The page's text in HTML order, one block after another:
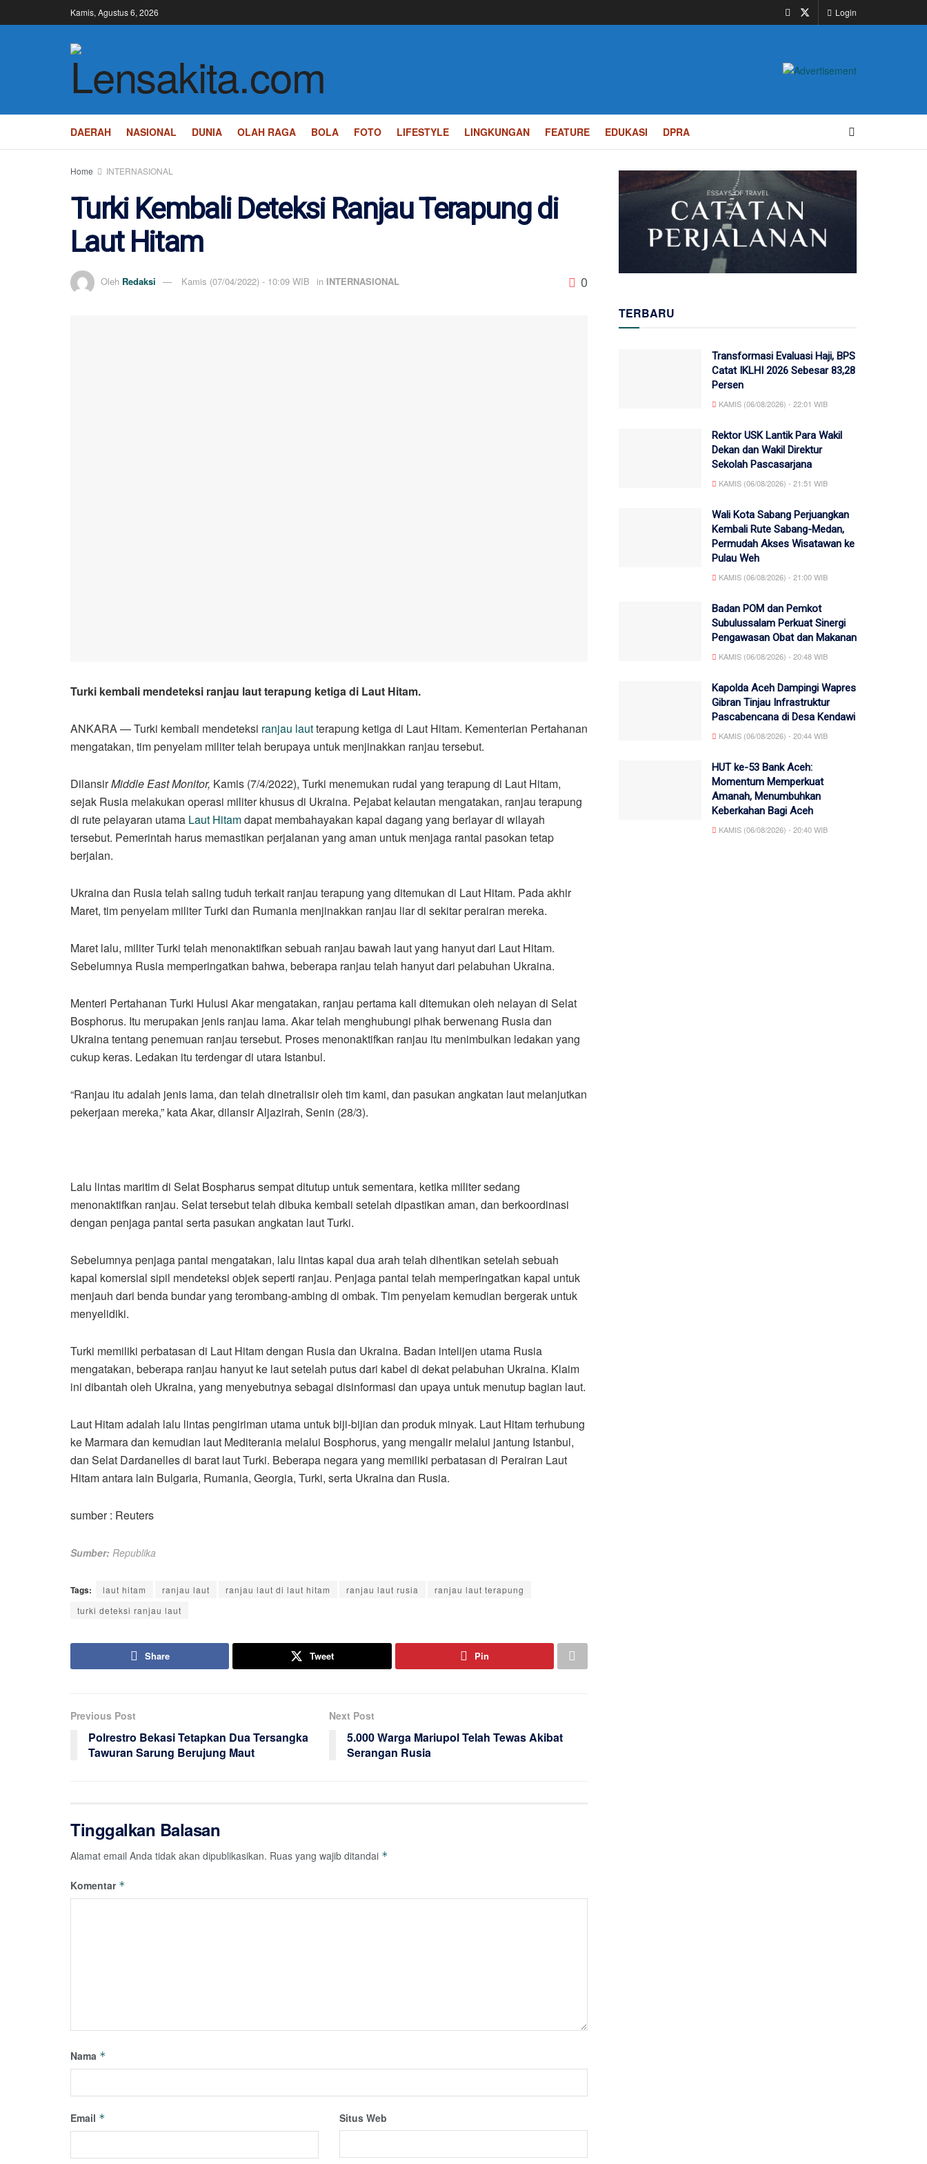
Kamis, Agustus 6, 2026 Login
DAERAH NASIONAL DUNIA OLAH RAGA BOLA FOTO LIFESTYLE LINGKUNGAN FEATURE EDUKASI DPRA
Home INTERNASIONAL
Turki Kembali Deteksi Ranjau Terapung di
Laut Hitam
Oleh Redaksi Kamis (07/04/2022) - 10:09 WIB in INTERNASIONAL 0
Turki kembali mendeteksi ranjau laut terapung ketiga di Laut Hitam.
ANKARA — Turki kembali mendeteksi ranjau lautterapung ketiga di Laut Hitam. Kementerian Pertahanan
mengatakan, tim penyelam militer telah berupaya untuk menjinakkan ranjau tersebut.
DilansirMiddle East Monitor, Kamis (7/4/2022), Turki menemukan rudal yang terapung di Laut Hitam,
sejak Rusia melakukan operasi militer khusus di Ukraina. Pejabat kelautan mengatakan, ranjau terapung
di rute pelayaran utama Laut Hitamdapat membahayakan kapal dagang yang berlayar di wilayah
tersebut. Pemerintah harus memastikan perjalanan yang aman untuk menjaga rantai pasokan tetap
berjalan.
Ukraina dan Rusia telah saling tuduh terkait ranjau terapung yang ditemukan di Laut Hitam. Pada akhir
Maret, tim penyelam militer Turki dan Rumania menjinakkan ranjau liar di sekitar perairan mereka.
Maret lalu, militer Turki telah menonaktifkan sebuah ranjau bawah laut yang hanyut dari Laut Hitam.
Sebelumnya Rusia memperingatkan bahwa, beberapa ranjau telah hanyut dari pelabuhan Ukraina.
Menteri Pertahanan Turki Hulusi Akar mengatakan, ranjau pertama kali ditemukan oleh nelayan di Selat
Bosphorus. Itu merupakan jenis ranjau lama. Akar telah menghubungi pihak berwenang Rusia dan
Ukraina tentang penemuan ranjau tersebut. Proses menonaktifkan ranjau itu menimbulkan ledakan yang
cukup keras. Ledakan itu terdengar di utara Istanbul.
“Ranjau itu adalah jenis lama, dan telah dinetralisir oleh tim kami, dan pasukan angkatan laut melanjutkan
pekerjaan mereka,” kata Akar, dilansir Aljazirah, Senin (28/3).
Lalu lintas maritim di Selat Bospharus sempat ditutup untuk sementara, ketika militer sedang
menonaktifkan ranjau. Selat tersebut telah dibuka kembali setelah dipastikan aman, dan berkoordinasi
dengan penjaga pantai serta pasukan angkatan laut Turki.
Sebelumnya penjaga pantai mengatakan, lalu lintas kapal dua arah telah dihentikan setelah sebuah
kapal komersial sipil mendeteksi objek seperti ranjau. Penjaga pantai telah memperingatkan kapal untuk
menjauh dari benda bundar yang terombang-ambing di ombak. Tim penyelam kemudian bergerak untuk
menyelidiki.
Turki memiliki perbatasan di Laut Hitam dengan Rusia dan Ukraina. Badan intelijen utama Rusia
mengatakan, beberapa ranjau hanyut ke laut setelah putus dari kabel di dekat pelabuhan Ukraina. Klaim
ini dibantah oleh Ukraina, yang menyebutnya sebagai disinformasi dan upaya untuk menutup bagian laut.
Laut Hitam adalah lalu lintas pengiriman utama untuk biji-bijian dan produk minyak. Laut Hitam terhubung
ke Marmara dan kemudian laut Mediterania melalui Bosphorus, yang mengalir melalui jantung Istanbul,
dan Selat Dardanelles di barat laut Turki. Beberapa negara yang memiliki perbatasan di Perairan Laut
Hitam antara lain Bulgaria, Rumania, Georgia, Turki, serta Ukraina dan Rusia.
sumber : Reuters
Sumber: Republika
Tags: laut hitam ranjau laut ranjau laut di laut hitam ranjau laut rusia
ranjau laut terapung
turki deteksi ranjau laut
Share Tweet Pin
Previous Post
Polrestro Bekasi Tetapkan Dua Tersangka
Tawuran Sarung Berujung Maut
Next Post
5.000 Warga Mariupol Telah Tewas Akibat
Serangan Rusia
Tinggalkan Balasan
Alamat email Anda tidak akan dipublikasikan. Ruas yang wajib ditandai *
Komentar *
Nama *
Email * Situs Web
TERBARU
Transformasi Evaluasi Haji, BPS
Catat IKLHI 2026 Sebesar 83,28
Persen
KAMIS (06/08/2026) - 22:01 WIB
Rektor USK Lantik Para Wakil
Dekan dan Wakil Direktur
Sekolah Pascasarjana
KAMIS (06/08/2026) - 21:51 WIB
Wali Kota Sabang Perjuangkan
Kembali Rute Sabang-Medan,
Permudah Akses Wisatawan ke
Pulau Weh
KAMIS (06/08/2026) - 21:00 WIB
Badan POM dan Pemkot
Subulussalam Perkuat Sinergi
Pengawasan Obat dan Makanan
KAMIS (06/08/2026) - 20:48 WIB
Kapolda Aceh Dampingi Wapres
Gibran Tinjau Infrastruktur
Pascabencana di Desa Kendawi
KAMIS (06/08/2026) - 20:44 WIB
HUT ke-53 Bank Aceh:
Momentum Memperkuat
Amanah, Menumbuhkan
Keberkahan Bagi Aceh
KAMIS (06/08/2026) - 20:40 WIB